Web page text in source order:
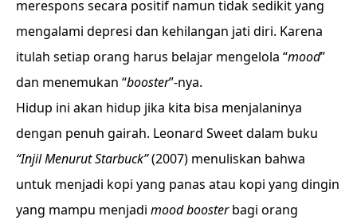
merespons secara positif namun tidak sedikit yang
mengalami depresi dan kehilangan jati diri. Karena
itulah setiap orang harus belajar mengelola “mood”
dan menemukan “booster”-nya.
Hidup ini akan hidup jika kita bisa menjalaninya
dengan penuh gairah. Leonard Sweet dalam buku
“Injil Menurut Starbuck”(2007) menuliskan bahwa
untuk menjadi kopi yang panas atau kopi yang dingin
yang mampu menjadi mood boosterbagi orang